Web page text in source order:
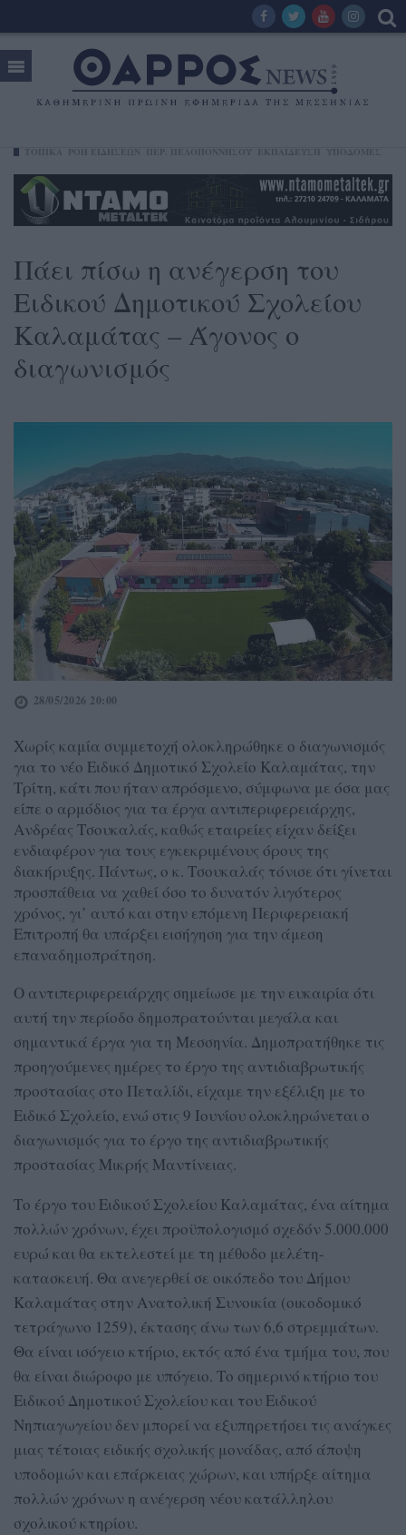
Πάει πίσω η ανέγερση του
Ειδικού Δημοτικού Σχολείου
Καλαμάτας – Άγονος ο
διαγωνισμός
28/05/2026 20:00
Χωρίς καμία συμμετοχή ολοκληρώθηκε ο διαγωνισμός
για το νέο Ειδικό Δημοτικό Σχολείο Καλαμάτας, την
Τρίτη, κάτι που ήταν απρόσμενο, σύμφωνα με όσα μας
είπε ο αρμόδιος για τα έργα αντιπεριφερειάρχης,
Ανδρέας Τσουκαλάς, καθώς εταιρείες είχαν δείξει
ενδιαφέρον για τους εγκεκριμένους όρους της
διακήρυξης. Πάντως, ο κ. Τσουκαλάς τόνισε ότι γίνεται
προσπάθεια να χαθεί όσο το δυνατόν λιγότερος
χρόνος, γι’ αυτό και στην επόμενη Περιφερειακή
Επιτροπή θα υπάρξει εισήγηση για την άμεση
επαναδημοπράτηση.
Ο αντιπεριφερειάρχης σημείωσε με την ευκαιρία ότι
αυτή την περίοδο δημοπρατούνται μεγάλα και
σημαντικά έργα για τη Μεσσηνία. Δημοπρατήθηκε τις
προηγούμενες ημέρες το έργο της αντιδιαβρωτικής
προστασίας στο Πεταλίδι, είχαμε την εξέλιξη με το
Ειδικό Σχολείο, ενώ στις 9 Ιουνίου ολοκληρώνεται ο
διαγωνισμός για το έργο της αντιδιαβρωτικής
προστασίας Μικρής Μαντίνειας.
Το έργο του Ειδικού Σχολείου Καλαμάτας, ένα αίτημα
πολλών χρόνων, έχει προϋπολογισμό σχεδόν 5.000.000
ευρώ και θα εκτελεστεί με τη μέθοδο μελέτη-
κατασκευή. Θα ανεγερθεί σε οικόπεδο του Δήμου
Καλαμάτας στην Ανατολική Συνοικία (οικοδομικό
τετράγωνο 1259), έκτασης άνω των 6,6 στρεμμάτων.
Θα είναι ισόγειο κτήριο, εκτός από ένα τμήμα του, που
θα είναι διώροφο με υπόγειο. Το σημερινό κτήριο του
Ειδικού Δημοτικού Σχολείου και του Ειδικού
Νηπιαγωγείου δεν μπορεί να εξυπηρετήσει τις ανάγκες
μιας τέτοιας ειδικής σχολικής μονάδας, από άποψη
υποδομών και επάρκειας χώρων, και υπήρξε αίτημα
πολλών χρόνων η ανέγερση νέου κατάλληλου
σχολικού κτηρίου.